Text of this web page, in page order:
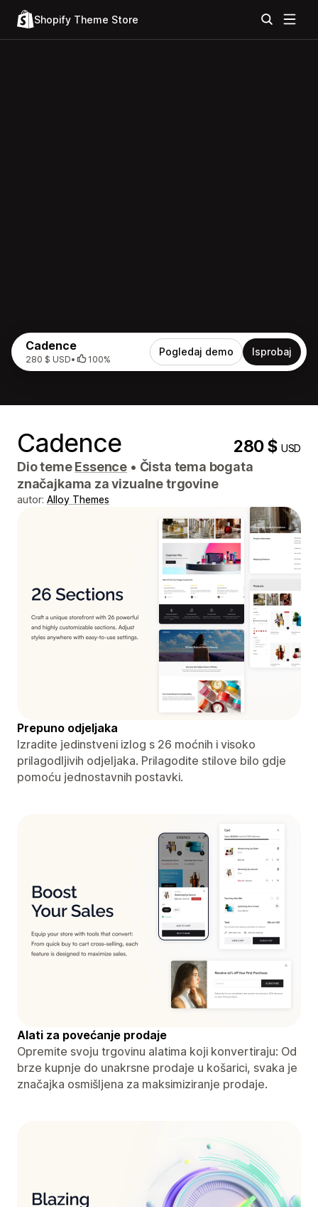
Shopify Theme Store
Cadence
280 $ USD• 100%
Pogledaj demo Isprobaj
Cadence 280 $USD
Dio temeEssence • Čista tema bogata
značajkama za vizualne trgovine
autor: Alloy Themes
Prepuno odjeljaka
Izradite jedinstveni izlog s 26 moćnih i visoko
prilagodljivih odjeljaka. Prilagodite stilove bilo gdje
pomoću jednostavnih postavki.
Alati za povećanje prodaje
Opremite svoju trgovinu alatima koji konvertiraju: Od
brze kupnje do unakrsne prodaje u košarici, svaka je
značajka osmišljena za maksimiziranje prodaje.